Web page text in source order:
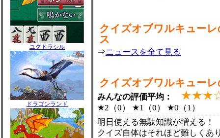
ユグドラシル
ドラゴンランド
クイズオブワルキュー
ス
⇒ニュースを全て見る
クイズオブワルキュー
みんなの評価平均：
★2（0） ★1（0） ★0（1）
明日使える無駄知識が増える！
クイズ自体はそれほど難しくあ